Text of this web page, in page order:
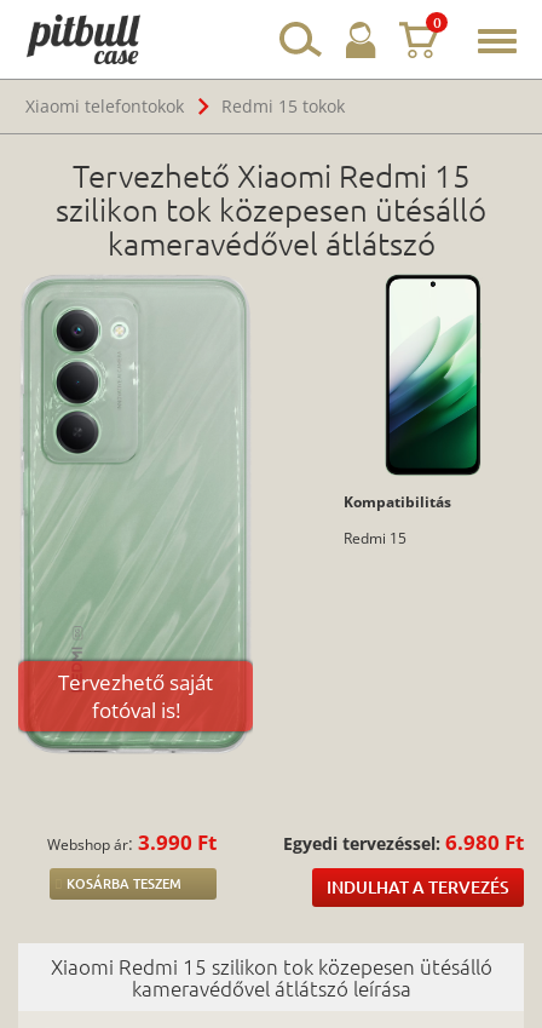
0
Xiaomi telefontokok
Redmi 15 tokok
Tervezhető Xiaomi Redmi 15
szilikon tok közepesen ütésálló
kameravédővel átlátszó
Tervezhető saját
fotóval is!
Kompatibilitás
Redmi 15
Webshop ár:3.990 Ft
KOSÁRBA TESZEM
Egyedi tervezéssel: 6.980 Ft
INDULHAT A TERVEZÉS
Xiaomi Redmi 15 szilikon tok közepesen ütésálló
kameravédővel átlátszó leírása